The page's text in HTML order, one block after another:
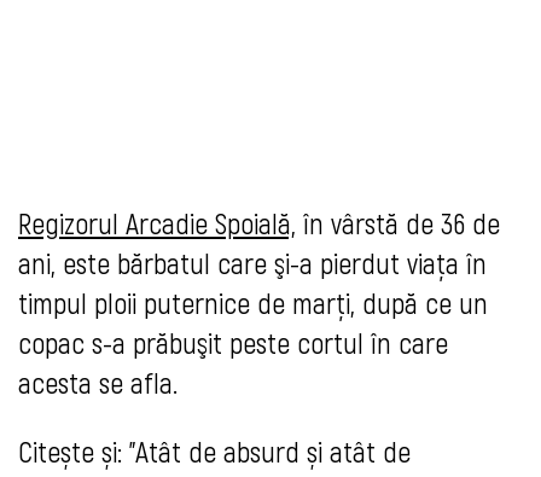
Regizorul Arcadie Spoială, în vârstă de 36 de
ani, este bărbatul care şi-a pierdut viaţa în
timpul ploii puternice de marți, după ce un
copac s-a prăbuşit peste cortul în care
acesta se afla.
Citește și: "Atât de absurd și atât de